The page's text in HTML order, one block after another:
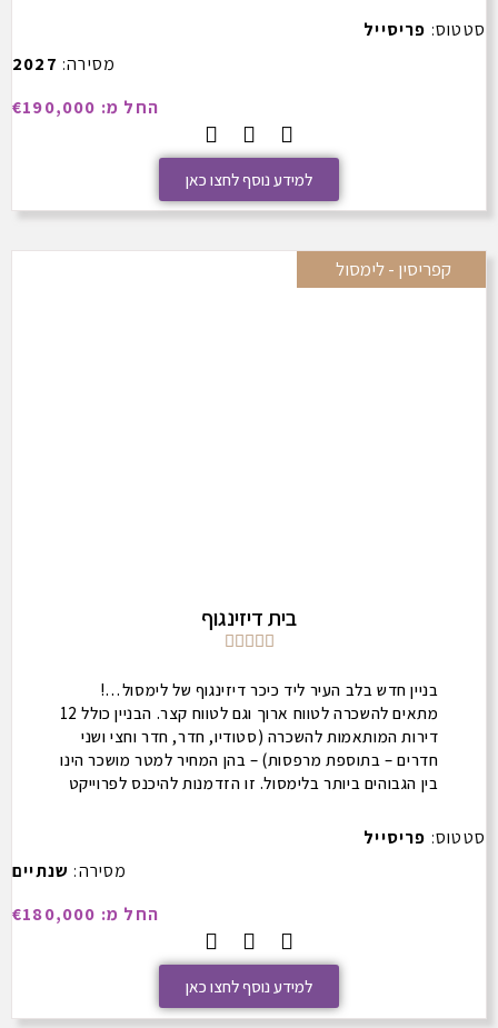
סטטוס: פריסייל
מסירה: 2027
החל מ: €190,000
למידע נוסף לחצו כאן
קפריסין - לימסול
בית דיזינגוף





בניין חדש בלב העיר ליד כיכר דיזינגוף של לימסול…!
מתאים להשכרה לטווח ארוך וגם לטווח קצר. הבניין כולל 12
דירות המותאמות להשכרה (סטודיו, חדר, חדר וחצי ושני
חדרים – בתוספת מרפסות) – בהן המחיר למטר מושכר הינו
בין הגבוהים ביותר בלימסול. זו הזדמנות להיכנס לפרוייקט
סטטוס: פריסייל
מסירה: שנתיים
החל מ: €180,000
למידע נוסף לחצו כאן